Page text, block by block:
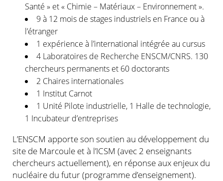
Santé » et « Chimie – Matériaux – Environnement ».
9 à 12 mois de stages industriels en France ou à
l’étranger
1 expérience à l’international intégrée au cursus
4 Laboratoires de Recherche ENSCM/CNRS. 130
chercheurs permanents et 60 doctorants
2 Chaires internationales
1 Institut Carnot
1 Unité Pilote industrielle, 1 Halle de technologie,
1 Incubateur d’entreprises
L’ENSCM apporte son soutien au développement du
site de Marcoule et à l’ICSM (avec 2 enseignants
chercheurs actuellement), en réponse aux enjeux du
nucléaire du futur (programme d’enseignement).